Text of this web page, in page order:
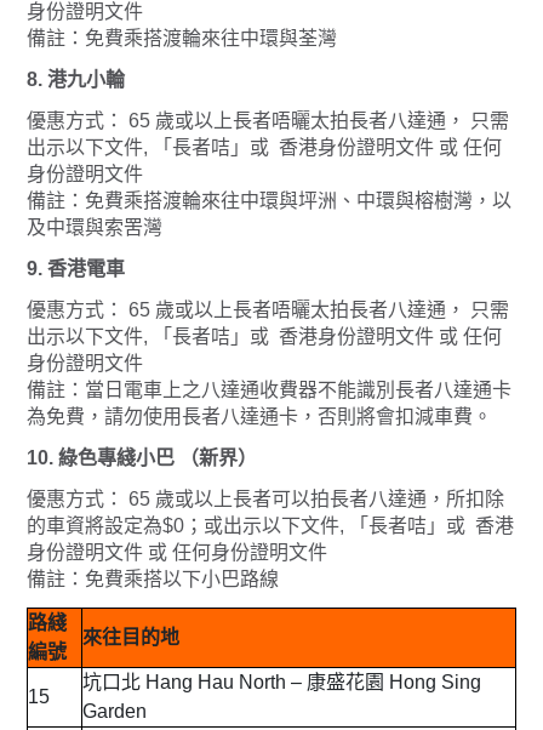
身份證明文件
備註：免費乘搭渡輪來往中環與荃灣
8. 港九小輪
優惠方式： 65 歲或以上長者唔曬太拍長者八達通， 只需
出示以下文件, 「長者咭」或 香港身份證明文件 或 任何
身份證明文件
備註：免費乘搭渡輪來往中環與坪洲、中環與榕樹灣，以
及中環與索罟灣
9. 香港電車
優惠方式： 65 歲或以上長者唔曬太拍長者八達通， 只需
出示以下文件, 「長者咭」或 香港身份證明文件 或 任何
身份證明文件
備註：當日電車上之八達通收費器不能識別長者八達通卡
為免費，請勿使用長者八達通卡，否則將會扣減車費。
10. 綠色專綫小巴 （新界）
優惠方式： 65 歲或以上長者可以拍長者八達通，所扣除
的車資將設定為$0；或出示以下文件, 「長者咭」或 香港
身份證明文件 或 任何身份證明文件
備註：免費乘搭以下小巴路線
路綫
編號
來往目的地
15
坑口北 Hang Hau North – 康盛花園 Hong Sing
Garden